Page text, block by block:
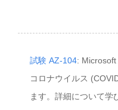
試験 AZ-104:
コロナウイルス
ます。詳細について学